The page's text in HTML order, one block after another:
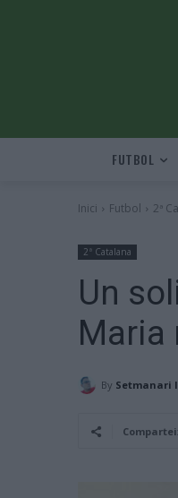
FUTBOL
Inici Futbol 2ª
2ª Catalana
Un
Maria
By Setmanari